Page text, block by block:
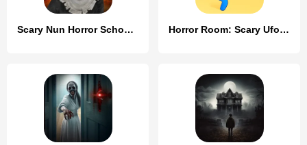
Scary Nun Horror School Escape Horror Room: Scary Ufo Hotel